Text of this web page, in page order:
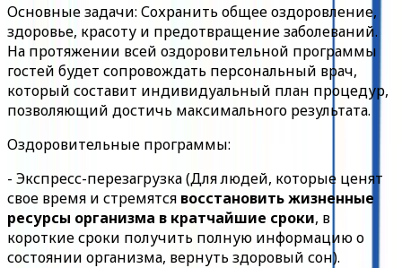
Основные задачи: Сохранить общее оздоровление,
здоровье, красоту и предотвращение заболеваний.
На протяжении всей оздоровительной программы
гостей будет сопровождать персональный врач,
который составит индивидуальный план процедур,
позволяющий достичь максимального результата.
Оздоровительные программы:
- Экспресс-перезагрузка (Для людей, которые ценят
свое время и стремятся восстановить жизненные
ресурсы организма в кратчайшие сроки, в
короткие сроки получить полную информацию о
состоянии организма, вернуть здоровый сон).